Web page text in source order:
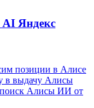
AI Яндекс
позиции в Алисе
в выдачу Алисы
Алисы ИИ от